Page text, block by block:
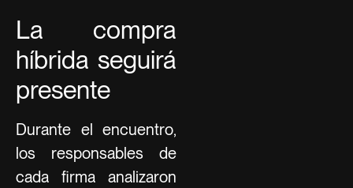
La compra
híbrida seguirá
presente
Durante el encuentro,
los responsables de
cada firma analizaron